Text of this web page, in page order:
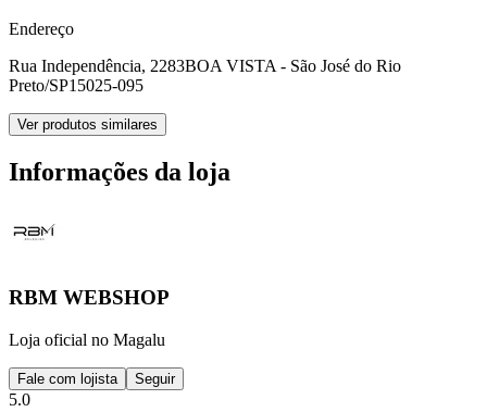
Endereço
Rua Independência, 2283BOA VISTA - São José do Rio
Preto/SP15025-095
Ver produtos similares
Informações da loja
RBM WEBSHOP
Loja oficial no Magalu
Fale com lojista Seguir
5.0